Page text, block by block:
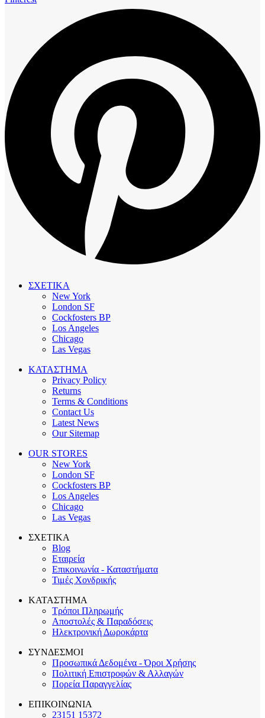
ΣΧΕΤΙΚΑ
New York
London SF
Cockfosters BP
Los Angeles
Chicago
Las Vegas
ΚΑΤΑΣΤΗΜΑ
Privacy Policy
Returns
Terms & Conditions
Contact Us
Latest News
Our Sitemap
OUR STORES
New York
London SF
Cockfosters BP
Los Angeles
Chicago
Las Vegas
ΣΧΕΤΙΚΑ
Blog
Εταιρεία
Επικοινωνία - Καταστήματα
Τιμές Χονδρικής
ΚΑΤΑΣΤΗΜΑ
Τρόποι Πληρωμής
Αποστολές & Παραδόσεις
Ηλεκτρονική Δωροκάρτα
ΣΥΝΔΕΣΜΟΙ
Προσωπικά Δεδομένα - Όροι Χρήσης
Πολιτική Επιστροφών & Αλλαγών
Πορεία Παραγγελίας
ΕΠΙΚΟΙΝΩΝΙΑ
23151 15372